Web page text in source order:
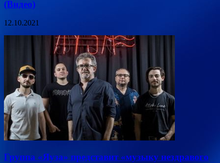
(Видео)
12.10.2021
Группа «Яуза» представит «музыку нездравого